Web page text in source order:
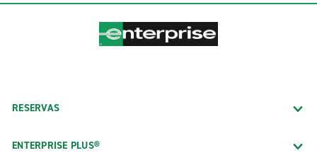
RESERVAS
ENTERPRISE PLUS®